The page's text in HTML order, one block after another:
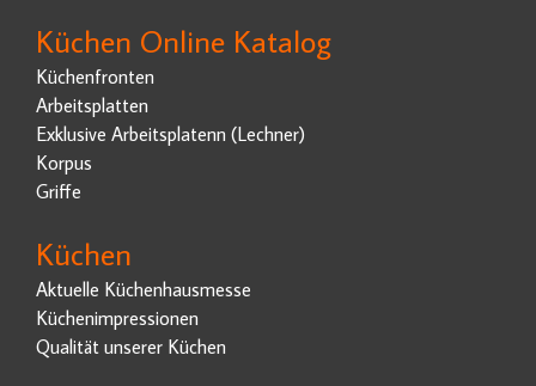
Küchen Online Katalog
Küchenfronten
Arbeitsplatten
Exklusive Arbeitsplatenn (Lechner)
Korpus
Griffe
Küchen
Aktuelle Küchenhausmesse
Küchenimpressionen
Qualität unserer Küchen